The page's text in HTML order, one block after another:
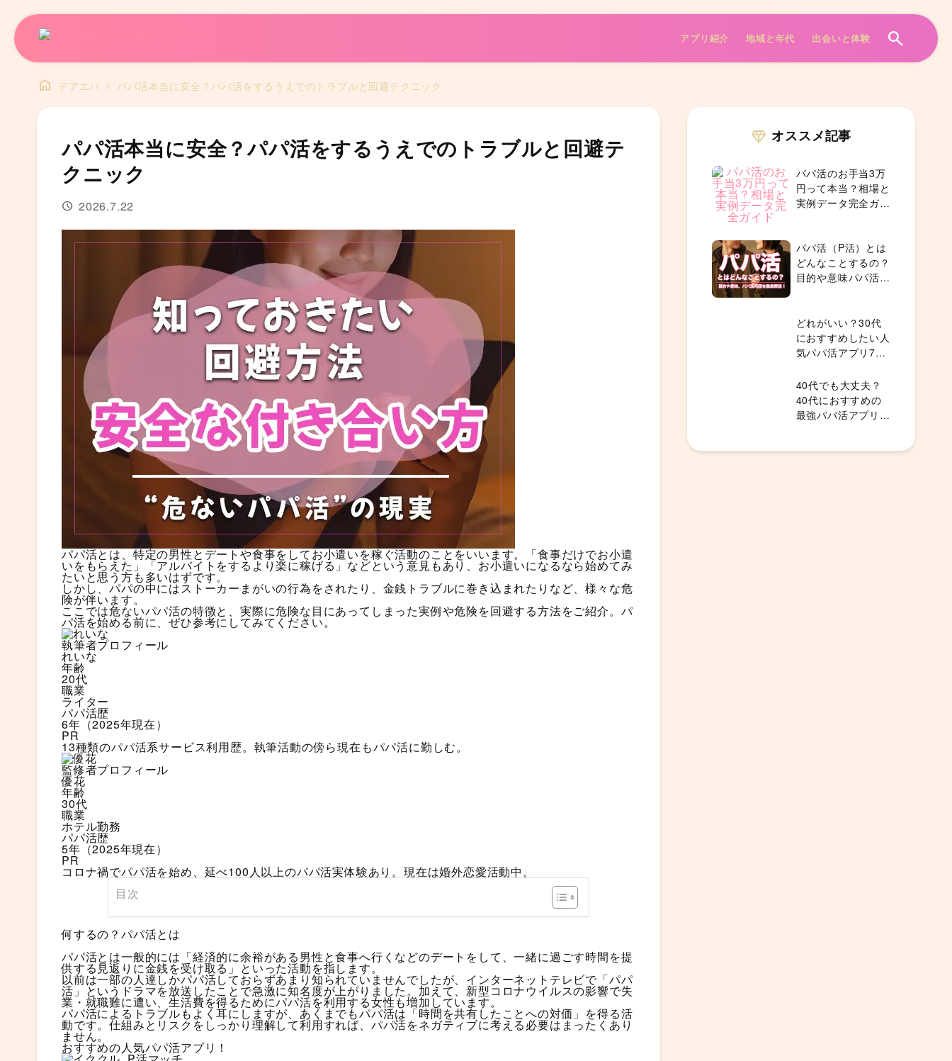
アプリ紹介 地域と年代 出会いと体験 search
home デアエバ パパ活本当に安全？パパ活をするうえでのトラブルと回避テクニック
パパ活本当に安全？パパ活をするうえでのトラブルと回避テ
クニック
schedule 2026.7.22
パパ活とは、特定の男性とデートや食事をしてお小遣いを稼ぐ活動のことをいいます。「食事だけでお小遣
いをもらえた」「アルバイトをするより楽に稼げる」などという意見もあり、お小遣いになるなら始めてみ
たいと思う方も多いはずです。
しかし、パパの中にはストーカーまがいの行為をされたり、金銭トラブルに巻き込まれたりなど、様々な危
険が伴います。
ここでは危ないパパ活の特徴と、実際に危険な目にあってしまった実例や危険を回避する方法をご紹介。パ
パ活を始める前に、ぜひ参考にしてみてください。
執筆者プロフィール
れいな
年齢
20代
職業
ライター
パパ活歴
6年（2025年現在）
PR
13種類のパパ活系サービス利用歴。執筆活動の傍ら現在もパパ活に勤しむ。
監修者プロフィール
優花
年齢
30代
職業
ホテル勤務
パパ活歴
5年（2025年現在）
PR
コロナ禍でパパ活を始め、延べ100人以上のパパ活実体験あり。現在は婚外恋愛活動中。
目次
何するの？パパ活とは
パパ活とは一般的には「経済的に余裕がある男性と食事へ行くなどのデートをして、一緒に過ごす時間を提
供する見返りに金銭を受け取る」といった活動を指します。
以前は一部の人達しかパパ活しておらずあまり知られていませんでしたが、インターネットテレビで「パパ
活」というドラマを放送したことで急激に知名度が上がりました。加えて、新型コロナウイルスの影響で失
業・就職難に遭い、生活費を得るためにパパ活を利用する女性も増加しています。
パパ活によるトラブルもよく耳にしますが、あくまでもパパ活は「時間を共有したことへの対価」を得る活
動です。仕組みとリスクをしっかり理解して利用すれば、パパ活をネガティブに考える必要はまったくあり
ません。
おすすめの人気パパ活アプリ！
diamond オススメ記事
パパ活のお手当3万
円って本当？相場と
実例データ完全ガイ
パパ活（P活）とは
どんなことするの？
目的や意味パパ活の
どれがいい？30代
におすすめしたい人
気パパ活アプリ7
40代でも大丈夫？
40代におすすめの
最強パパ活アプリラ